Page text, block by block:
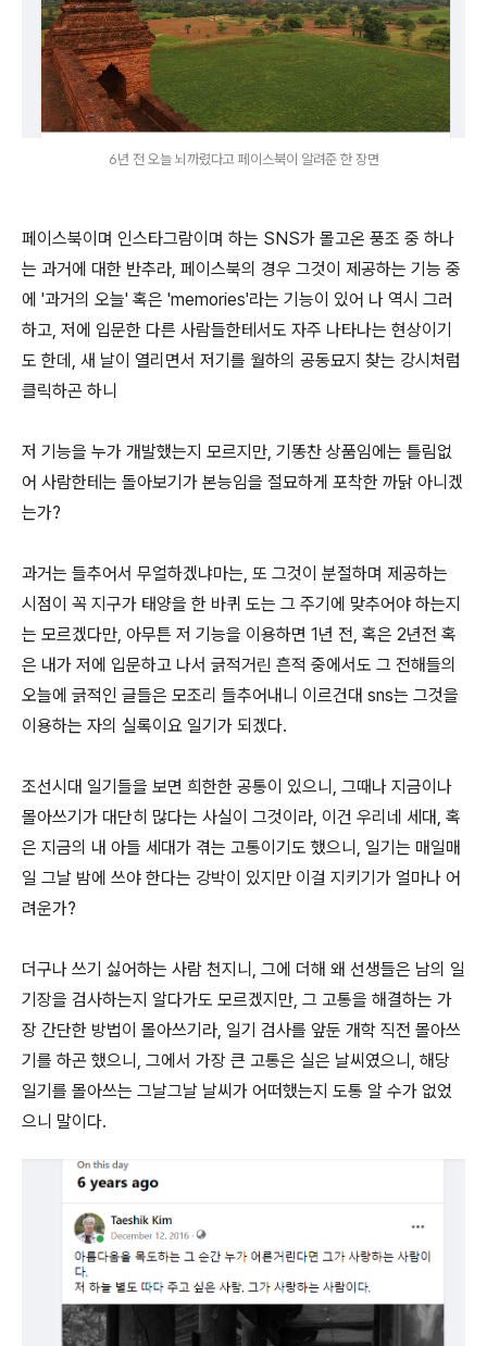
6년 전 오늘 뇌까렸다고 페이스북이 알려준 한 장면
페이스북이며 인스타그람이며 하는 SNS가 몰고온 풍조 중 하나
는 과거에 대한 반추라, 페이스북의 경우 그것이 제공하는 기능 중
에 '과거의 오늘' 혹은 'memories'라는 기능이 있어 나 역시 그러
하고, 저에 입문한 다른 사람들한테서도 자주 나타나는 현상이기
도 한데, 새 날이 열리면서 저기를 월하의 공동묘지 찾는 강시처럼
클릭하곤 하니
저 기능을 누가 개발했는지 모르지만, 기똥찬 상품임에는 틀림없
어 사람한테는 돌아보기가 본능임을 절묘하게 포착한 까닭 아니겠
는가?
과거는 들추어서 무얼하겠냐마는, 또 그것이 분절하며 제공하는
시점이 꼭 지구가 태양을 한 바퀴 도는 그 주기에 맞추어야 하는지
는 모르겠다만, 아무튼 저 기능을 이용하면 1년 전, 혹은 2년전 혹
은 내가 저에 입문하고 나서 긁적거린 흔적 중에서도 그 전해들의
오늘에 긁적인 글들은 모조리 들추어내니 이르건대 sns는 그것을
이용하는 자의 실록이요 일기가 되겠다.
조선시대 일기들을 보면 희한한 공통이 있으니, 그때나 지금이나
몰아쓰기가 대단히 많다는 사실이 그것이라, 이건 우리네 세대, 혹
은 지금의 내 아들 세대가 겪는 고통이기도 했으니, 일기는 매일매
일 그날 밤에 쓰야 한다는 강박이 있지만 이걸 지키기가 얼마나 어
려운가?
더구나 쓰기 싫어하는 사람 천지니, 그에 더해 왜 선생들은 남의 일
기장을 검사하는지 알다가도 모르겠지만, 그 고통을 해결하는 가
장 간단한 방법이 몰아쓰기라, 일기 검사를 앞둔 개학 직전 몰아쓰
기를 하곤 했으니, 그에서 가장 큰 고통은 실은 날씨였으니, 해당
일기를 몰아쓰는 그날그날 날씨가 어떠했는지 도통 알 수가 없었
으니 말이다.